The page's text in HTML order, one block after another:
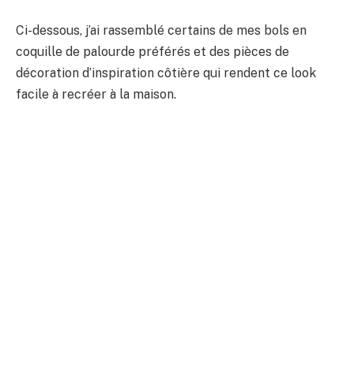
Ci-dessous, j’ai rassemblé certains de mes bols en
coquille de palourde préférés et des pièces de
décoration d’inspiration côtière qui rendent ce look
facile à recréer à la maison.